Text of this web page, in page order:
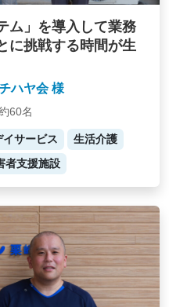
ム」を導入して業務
に挑戦する時間が生
ハヤ会 様
60名
サービス
生活介護
者支援施設